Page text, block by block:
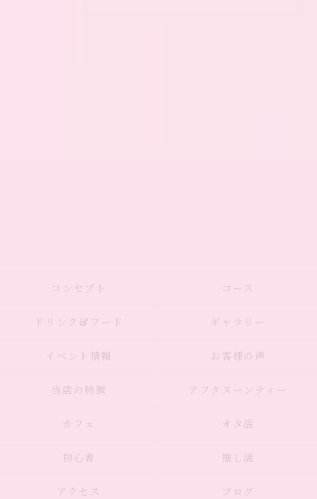
コンセプト コース
ドリンク&フード ギャラリー
イベント情報 お客様の声
当店の特徴 アフタヌーンティー
カフェ オタ活
初心者 推し活
アクセス ブログ